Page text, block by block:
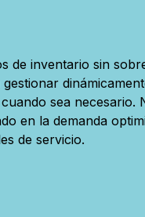
de inventario sin
gestionar
sea necesario.
en la demanda
de servicio.